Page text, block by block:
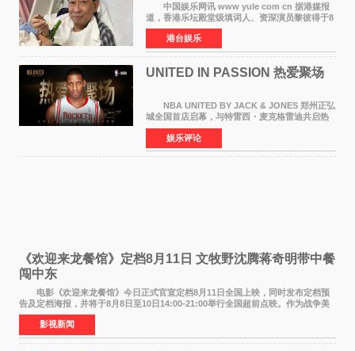
中国娱乐网讯 www yule com cn 据港媒报
道，香港乐坛殿堂级填词人、资深演员黎彼得于8
月5日上午因病离世，终年76岁。好友钟志光透
露，黎彼得今年3月中风后便卧床休养，身体机能
持续衰退，最
港台娱乐
UNITED IN PASSION 热爱聚场
NBA UNITED BY JACK & JONES 郑州正弘
城全国首店启幕，与特雷西・麦克格雷迪共启热
爱 2026 年7 月21 日，
NBAUNITEDBYJACK&JONES 全国首店，于郑
州正弘城正式启幕。NBA 传奇球星
娱乐评论
《欢迎来龙餐馆》定档8月11日 文牧野沈腾蒋奇明带中餐
闯中东
电影《欢迎来龙餐馆》今日正式官宣定档8月11日全国上映，同时发布定档预
告及定档海报，并将于8月8日至10日14:00-21:00举行全国超前点映。作为战争美
食大片，影片讲述的是中国厨师徐福（沈腾
影视新闻